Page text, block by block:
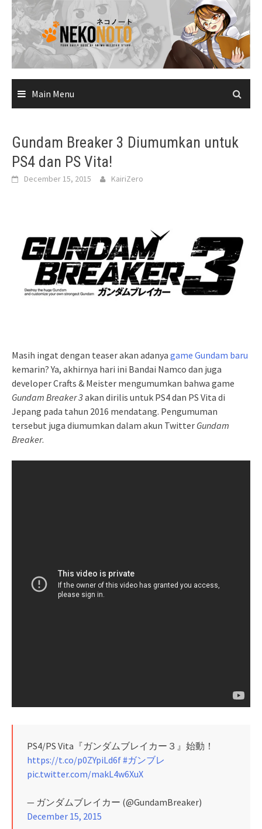
Skip
content
Main Menu
Gundam Breaker 3 Diumumkan untuk
PS4 dan PS Vita!
December 15, 2015 KairiZero
Masih ingat dengan teaser akan adanya game Gundam baru
kemarin? Ya, akhirnya hari ini Bandai Namco dan juga
developer Crafts & Meister mengumumkan bahwa game
Gundam Breaker 3akan dirilis untuk PS4 dan PS Vita di
Jepang pada tahun 2016 mendatang. Pengumuman
tersebut juga diumumkan dalam akun Twitter Gundam
Breaker.
PS4/PS Vita『ガンダムブレイカー３』始動！
https://t.co/p0ZYpiLd6f#ガンブレ
pic.twitter.com/makL4w6XuX
— ガンダムブレイカー (@GundamBreaker)
December 15, 2015